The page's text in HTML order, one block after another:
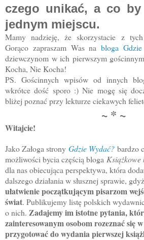
czego unikać, a co by
jednym miejscu.
Mamy nadzieję, że skorzystacie z
Gorąco zapraszam Was nabloga
dziewczynom w ich pierwszym
Kocha, Nie Kocha!
PS. Gościnnych wpisów od innych
wkrótce dość sporo :) Nie mogę się
bliżej poznać przy lekturze ciekawych
~ * ~
Witajcie!
Jako Załoga strony Gdzie Wydać? bardzo
możliwości bycia częścią bloga Książkowe
dla nas obiecująca perspektywa, która
dalszego działania w słusznej sprawie, gdyż
ułatwienie początkującym pisarzom
świat. Publikujemy listę polskich
o nich. Zadajemy im istotne pytania,
zainteresowanym osobom rozeznać się
przygotować do wydania pierwszej